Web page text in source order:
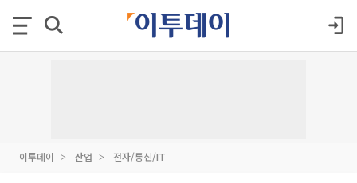
이투데이 산업 전자/통신/IT